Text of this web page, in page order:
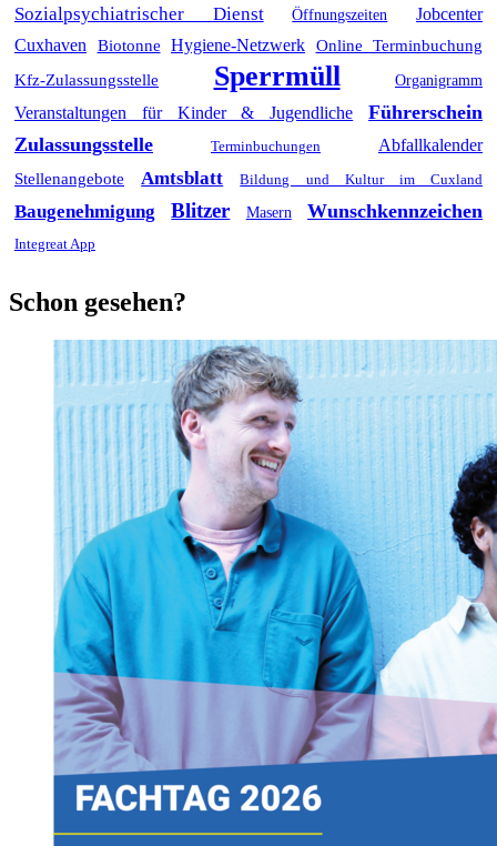
Sozialpsychiatrischer Dienst Öffnungszeiten
Jobcenter
Cuxhaven
Biotonne Hygiene-Netzwerk
Online Terminbuchung
Kfz-Zulassungsstelle
Sperrmüll Organigramm
Veranstaltungen für Kinder & Jugendliche
Führerschein
Zulassungsstelle
Terminbuchungen Abfallkalender
Stellenangebote Amtsblatt Bildung und Kultur im Cuxland
Baugenehmigung Blitzer Masern Wunschkennzeichen
Integreat App
Schon gesehen?